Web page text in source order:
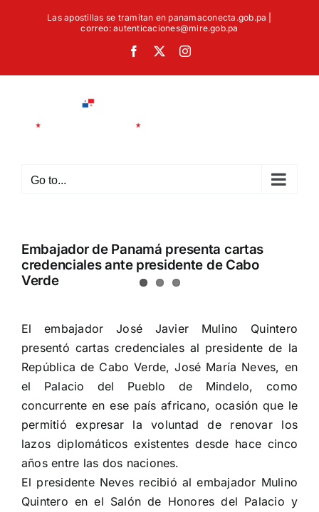
Las apostillas se tramitan en panamaconecta.gob.pa |
correo: autenticaciones@mire.gob.pa
Facebook Instagram
Go to...
Embajador de Panamá presenta cartas
credenciales ante presidente de Cabo
Verde
Larger
Image
El embajador José Javier Mulino Quintero
presentó cartas credenciales al presidente de la
República de Cabo Verde, José María Neves, en
el Palacio del Pueblo de Mindelo, como
concurrente en ese país africano, ocasión que le
permitió expresar la voluntad de renovar los
lazos diplomáticos existentes desde hace cinco
años entre las dos naciones.
El presidente Neves recibió al embajador Mulino
Quintero en el Salón de Honores del Palacio y